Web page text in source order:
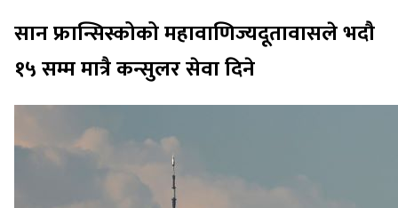
सान फ्रान्सिस्कोको महावाणिज्यदूतावासले भदौ
१५ सम्म मात्रै कन्सुलर सेवा दिने